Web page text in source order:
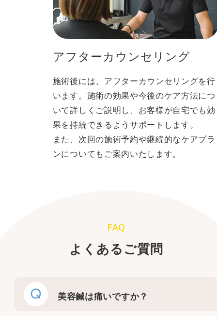
アフターカウンセリング
施術後には、アフターカウンセリングを行
います。施術の効果や今後のケア方法につ
いて詳しくご説明し、お客様が自宅でも効
果を持続できるようサポートします。
また、次回の施術予約や継続的なケアプラ
ンについてもご案内いたします。
FAQ
よくあるご質問
Q 美容鍼は痛いですか？